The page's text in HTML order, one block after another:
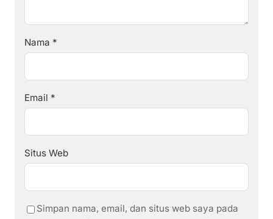
Nama *
Email *
Situs Web
Simpan nama, email, dan situs web saya pada